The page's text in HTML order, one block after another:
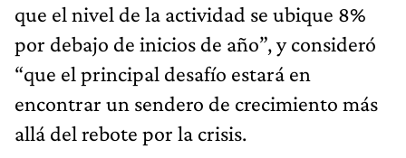
que el nivel de la actividad se ubique 8%
por debajo de inicios de año”, y consideró
“que el principal desafío estará en
encontrar un sendero de crecimiento más
allá del rebote por la crisis.